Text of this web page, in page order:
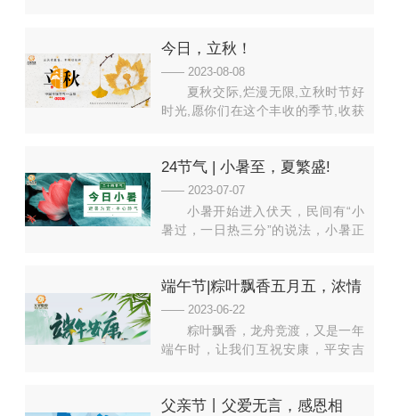
手术台上，他们一站就是几个小时。
无影灯下，那一袭绿衣擎起健康的希
望......他们敬佑生命，救死扶伤，他
们甘于奉献，大爱无疆。在这个独属
今日，立秋！
—— 2023-08-08
夏秋交际,烂漫无限,立秋时节好
时光,愿你们在这个丰收的季节,收获
24节气 | 小暑至，夏繁盛!
—— 2023-07-07
小暑开始进入伏天，民间有“小
暑过，一日热三分”的说法，小暑正
阳邪，其性炎热，为自然界的六气之
一。暑湿偏盛是小暑时期的气候特
点，此时养生的核心应以“养心守
阳，健脾祛湿”为主。小暑养心还可
端午节|粽叶飘香五月五，浓情
端午共安康！
—— 2023-06-22
粽叶飘香，龙舟竞渡，又是一年
端午时，让我们互祝安康，平安吉
的你，超凡出“粽”、百发百“粽”；祝
父亲节丨父爱无言，感恩相